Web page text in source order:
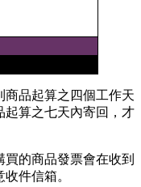
品起算之四個工作天
起算之七天內寄回，才
的商品發票會在收到
件信箱。